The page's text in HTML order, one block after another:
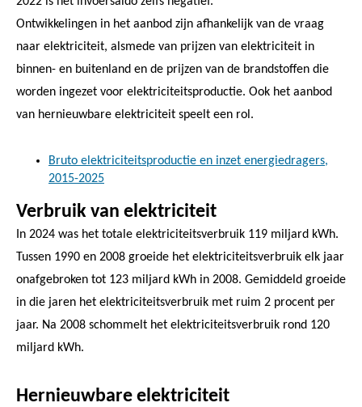
Ontwikkelingen in het aanbod zijn afhankelijk van de vraag
naar elektriciteit, alsmede van prijzen van elektriciteit in
binnen- en buitenland en de prijzen van de brandstoffen die
worden ingezet voor elektriciteitsproductie. Ook het aanbod
van hernieuwbare elektriciteit speelt een rol.
Bruto elektriciteitsproductie en inzet energiedragers,
2015-2025
Verbruik van elektriciteit
In 2024 was het totale elektriciteitsverbruik 119 miljard kWh.
Tussen 1990 en 2008 groeide het elektriciteitsverbruik elk jaar
onafgebroken tot 123 miljard kWh in 2008. Gemiddeld groeide
in die jaren het elektriciteitsverbruik met ruim 2 procent per
jaar. Na 2008 schommelt het elektriciteitsverbruik rond 120
miljard kWh.
Hernieuwbare elektriciteit